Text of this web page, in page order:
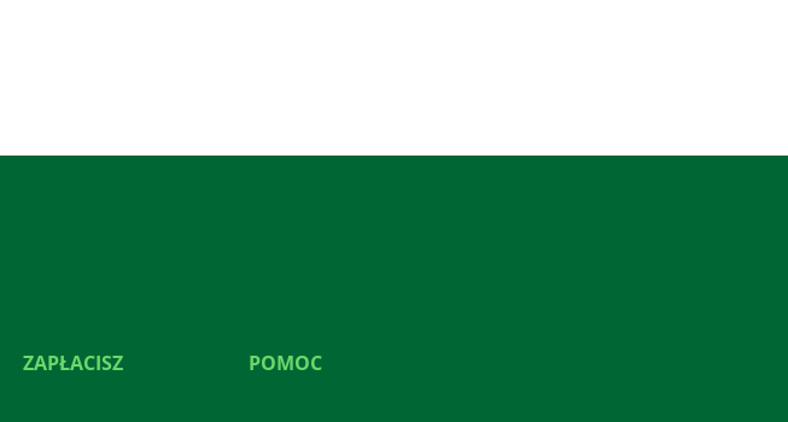
ZAPŁACISZ POMOC